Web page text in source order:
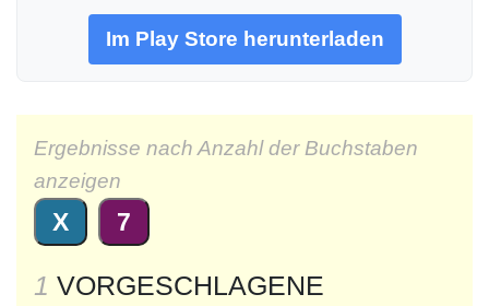
Im Play Store herunterladen
Ergebnisse nach Anzahl der Buchstaben
anzeigen
X 7
1 VORGESCHLAGENE